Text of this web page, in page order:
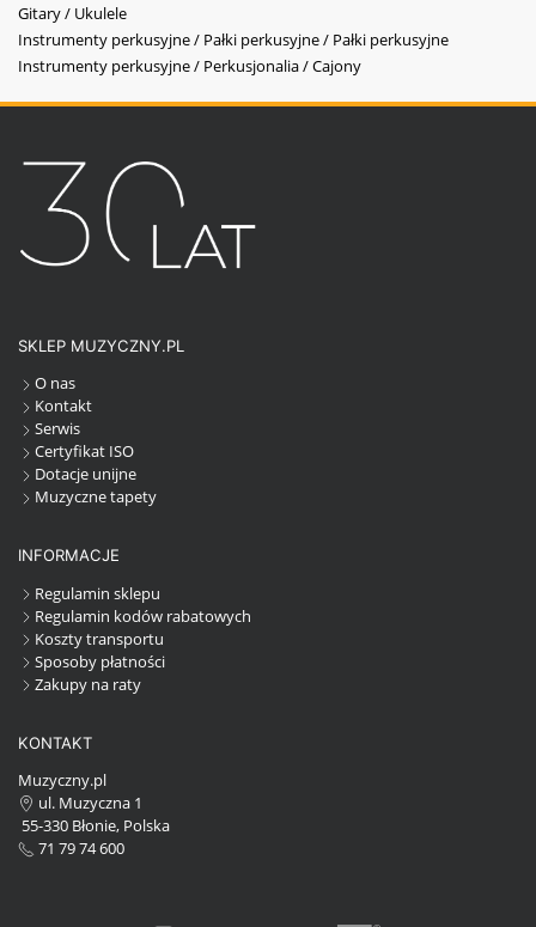
Gitary / Ukulele
Instrumenty perkusyjne / Pałki perkusyjne / Pałki perkusyjne
Instrumenty perkusyjne / Perkusjonalia / Cajony
SKLEP MUZYCZNY.PL
O nas
Kontakt
Serwis
Certyfikat ISO
Dotacje unijne
Muzyczne tapety
INFORMACJE
Regulamin sklepu
Regulamin kodów rabatowych
Koszty transportu
Sposoby płatności
Zakupy na raty
KONTAKT
Muzyczny.pl
ul. Muzyczna 1
55-330 Błonie, Polska
71 79 74 600